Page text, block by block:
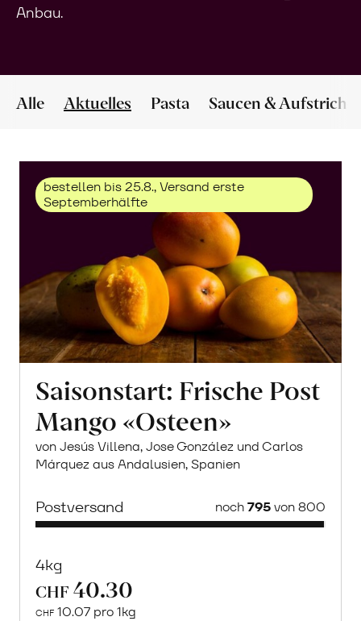
Anbau.
Alle Aktuelles Pasta Saucen & Aufstriche
bestellen bis 25.8., Versand erste
Septemberhälfte
Saisonstart: Frische Post
Mango «Osteen»
von Jesús Villena, Jose González und Carlos
Márquez aus Andalusien, Spanien
Postversand noch795von 800
4kg
CHF 40.30
CHF 10.07 pro 1kg